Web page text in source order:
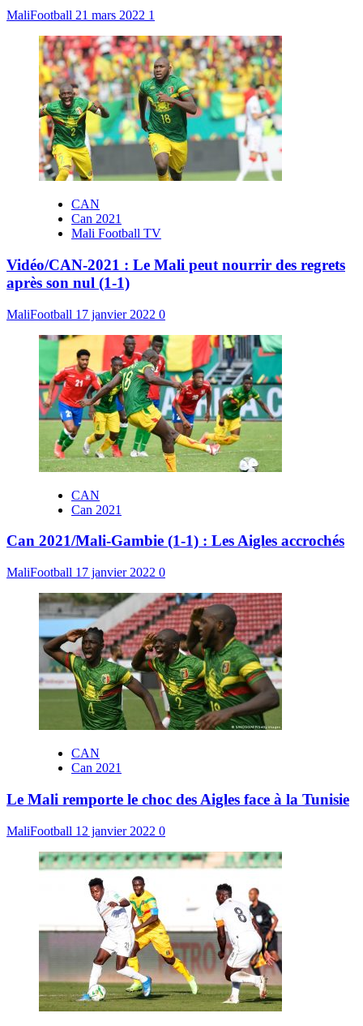
MaliFootball 21 mars 2022 1
CAN
Can 2021
Mali Football TV
Vidéo/CAN-2021 : Le Mali peut nourrir des regrets
après son nul (1-1)
MaliFootball 17 janvier 2022 0
CAN
Can 2021
Can 2021/Mali-Gambie (1-1) : Les Aigles accrochés
MaliFootball 17 janvier 2022 0
CAN
Can 2021
Le Mali remporte le choc des Aigles face à la Tunisie
MaliFootball 12 janvier 2022 0